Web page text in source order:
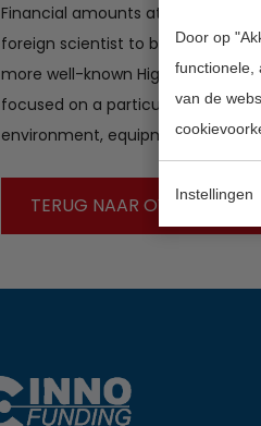
Door op
functionele,
van de
Instellingen
Financial amounts attributed to
foreign scientist to be hosted for
more well-known Higher
focused on a particular scientific
environment, equipment and
TERUG NAAR OVERZICHT